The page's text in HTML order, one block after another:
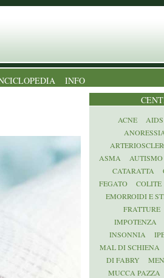
INFO
ACNE AIDS
ASMA
AUTISMO
CATARATTA
FEGATO
COLITE
EMORROIDI E
FRATTURE
IMPOTENZA
INSONNIA
MAL DI SCHIENA
DI FABRY
MUCCA PAZZA